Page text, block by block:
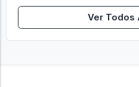
Ver Todos